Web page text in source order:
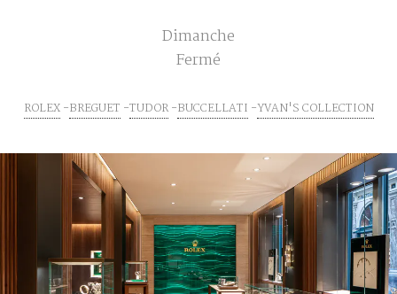
Dimanche
Fermé
ROLEX BREGUET TUDOR BUCCELLATI YVAN'S COLLECTION